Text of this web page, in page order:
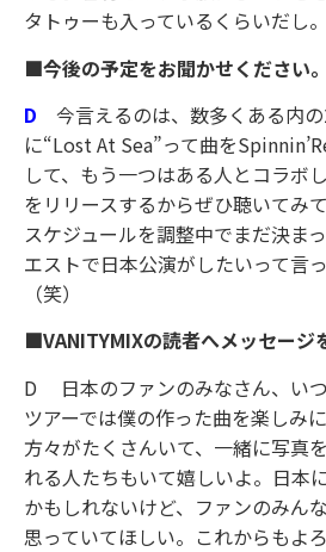
タトゥーも入っているくらいだし。
■今後の予定をお聞かせください。
D 今言えるのは、数多くある内
に“Lost At Sea”って曲を
して、もう一つはある人とコラボ
をリリースするからぜひ聴いてみ
スケジュールを調整中でまだ決ま
エストで日本公演がしたいって言
（笑）
■VANITYMIXの読者へメッセージ
D 日本のファンのみなさん、いつ
ツアーでは僕の作った曲を楽しみ
方々がたくさんいて、一緒に写真
れる人たちもいて嬉しいよ。日本
かもしれないけど、ファンのみん
思っていてほしい。これからもよ